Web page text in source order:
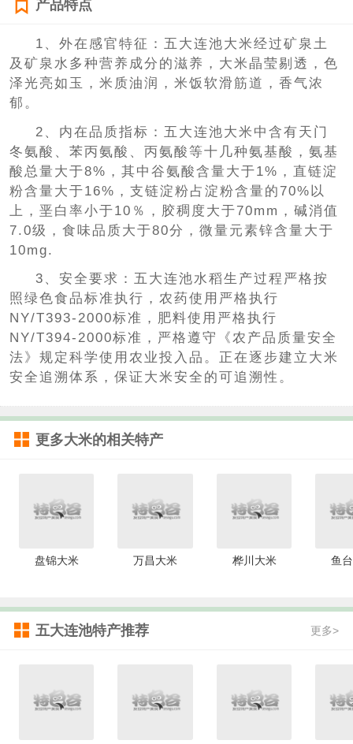
产品特点
1、外在感官特征：五大连池大米经过矿泉土
及矿泉水多种营养成分的滋养，大米晶莹剔透，色
泽光亮如玉，米质油润，米饭软滑筋道，香气浓
郁。
2、内在品质指标：五大连池大米中含有天门
冬氨酸、苯丙氨酸、丙氨酸等十几种氨基酸，氨基
酸总量大于8%，其中谷氨酸含量大于1%，直链淀
粉含量大于16%，支链淀粉占淀粉含量的70%以
上，垩白率小于10％，胶稠度大于70mm，碱消值
7.0级，食味品质大于80分，微量元素锌含量大于
10mg.
3、安全要求：五大连池水稻生产过程严格按
照绿色食品标准执行，农药使用严格执行
NY/T393-2000标准，肥料使用严格执行
NY/T394-2000标准，严格遵守《农产品质量安全
法》规定科学使用农业投入品。正在逐步建立大米
安全追溯体系，保证大米安全的可追溯性。
更多大米的相关特产
盘锦大米 万昌大米 桦川大米 鱼
五大连池特产推荐 更多>